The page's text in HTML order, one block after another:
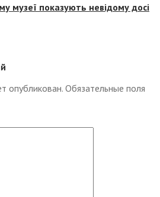
музеї показують невідому досі
опубликован. Обязательные поля